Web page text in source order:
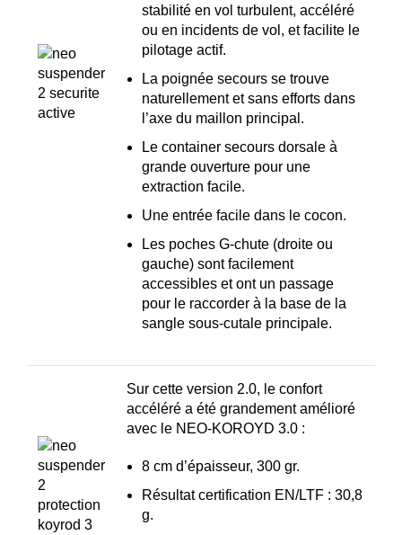
stabilité en vol turbulent, accéléré
ou en incidents de vol, et facilite le
pilotage actif.
La poignée secours se trouve
naturellement et sans efforts dans
l’axe du maillon principal.
Le container secours dorsale à
grande ouverture pour une
extraction facile.
Une entrée facile dans le cocon.
Les poches G-chute (droite ou
gauche) sont facilement
accessibles et ont un passage
pour le raccorder à la base de la
sangle sous-cutale principale.
Sur cette version 2.0, le confort
accéléré a été grandement amélioré
avec le NEO-KOROYD 3.0 :
8 cm d’épaisseur, 300 gr.
Résultat certification EN/LTF : 30,8
g.